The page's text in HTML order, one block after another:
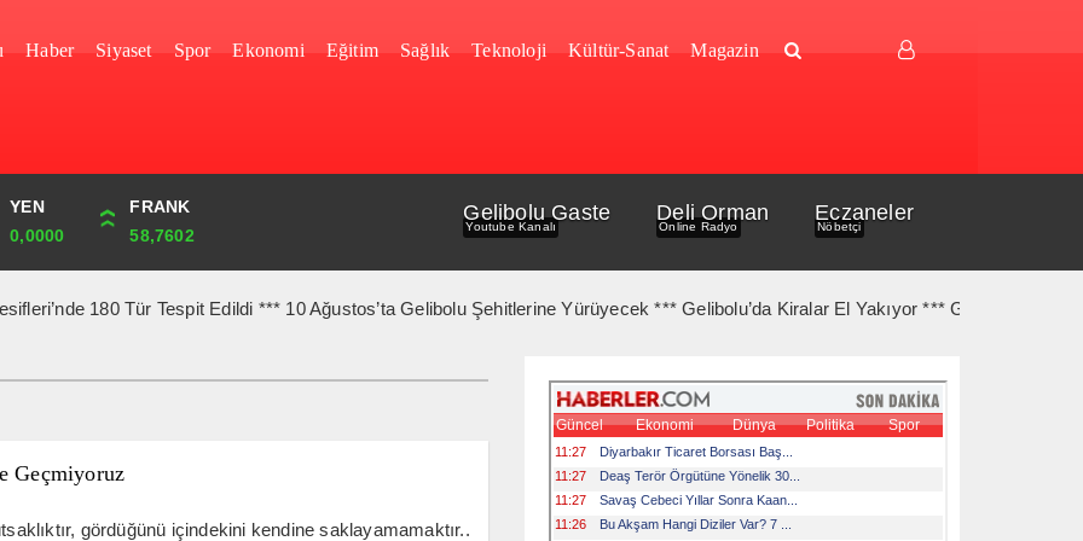
Haber Siyaset Spor Ekonomi Eğitim Sağlık Teknoloji Kültür-Sanat Magazin
YEN
0,0000
FRANK
58,7602
CUMHURİYET
43,869,00
Gelibolu Gaste
Youtube Kanalı
Deli Orman
Online Radyo
Eczaneler
Nöbetçi
180 Tür Tespit Edildi *** 10 Ağustos’ta Gelibolu Şehitlerine Yürüyecek *** Gelibolu’da Kiralar El Yakıyor *** Gelibolu
Geçmiyoruz
gördüğünü içindekini kendine saklayamamaktır..